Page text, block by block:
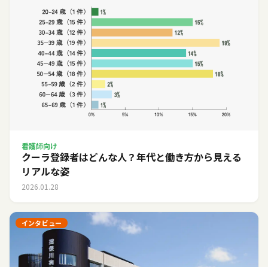
看護師向け
クーラ登録者はどんな人？年代と働き方から見える
リアルな姿
2026.01.28
インタビュー